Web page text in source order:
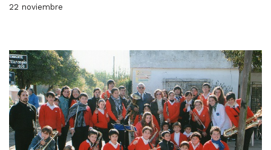
22 noviembre